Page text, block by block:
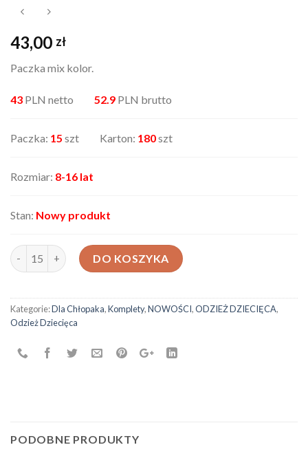
43,00 zł
Paczka mix kolor.
43 PLN netto 52.9 PLN brutto
Paczka: 15 szt Karton: 180szt
Rozmiar: 8-16 lat
Stan: Nowy produkt
ilość Komplet dziecięcy CC8030
DO KOSZYKA
Kategorie:Dla Chłopaka,Komplety,NOWOŚCI,ODZIEŻ DZIECIĘCA,
Odzież Dziecięca
PODOBNE PRODUKTY